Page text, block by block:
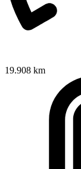
19.908 km